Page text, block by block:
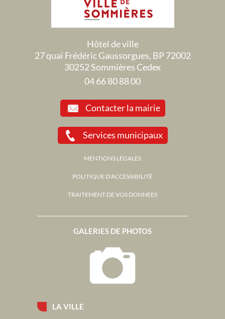
LA VILLE
GALERIES DE PHOTOS
Hôtel de ville
27 quai Frédéric Gaussorgues, BP 72002
30252 Sommières Cedex
04 66 80 88 00
Contacter la mairie
Services municipaux
MENTIONS LÉGALES
POLITIQUE D'ACCESSIBILITÉ
TRAITEMENT DE VOS DONNÉES